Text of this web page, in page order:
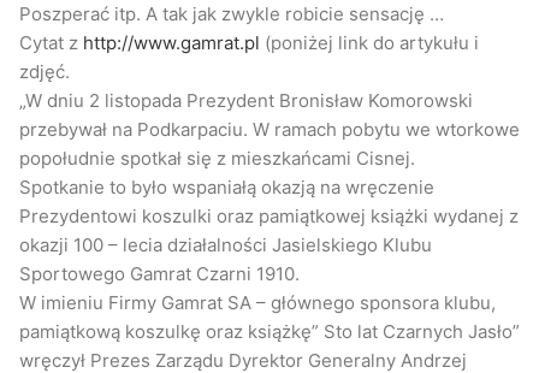
Poszperać itp. A tak jak zwykle robicie sensację …
Cytat z http://www.gamrat.pl (poniżej link do artykułu i
zdjęć.
„W dniu 2 listopada Prezydent Bronisław Komorowski
przebywał na Podkarpaciu. W ramach pobytu we wtorkowe
popołudnie spotkał się z mieszkańcami Cisnej.
Spotkanie to było wspaniałą okazją na wręczenie
Prezydentowi koszulki oraz pamiątkowej książki wydanej z
okazji 100 – lecia działalności Jasielskiego Klubu
Sportowego Gamrat Czarni 1910.
W imieniu Firmy Gamrat SA – głównego sponsora klubu,
pamiątkową koszulkę oraz książkę” Sto lat Czarnych Jasło”
wręczył Prezes Zarządu Dyrektor Generalny Andrzej